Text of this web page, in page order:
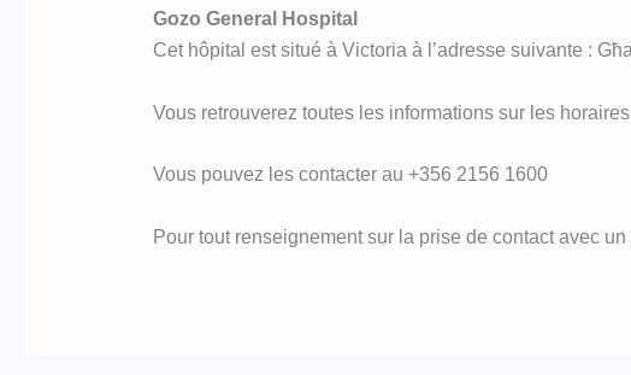
Gozo General Hospital
Cet hôpital est situé à Victoria à l’adresse suivante :
Vous retrouverez toutes les informations sur les
Vous pouvez les contacter au +356 2156 1600
Pour tout renseignement sur la prise de contact avec